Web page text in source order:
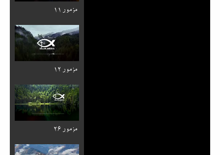
مزمور ۱۱
مزمور ۱۲
مزمور ۲۶